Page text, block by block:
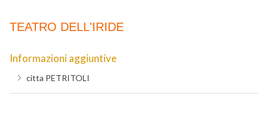
TEATRO DELL'IRIDE
Informazioni aggiuntive
citta PETRITOLI